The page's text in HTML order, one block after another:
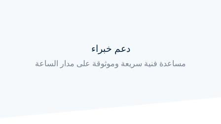
دعم خبراء
مساعدة فنية سريعة وموثوقة على مدار الساعة